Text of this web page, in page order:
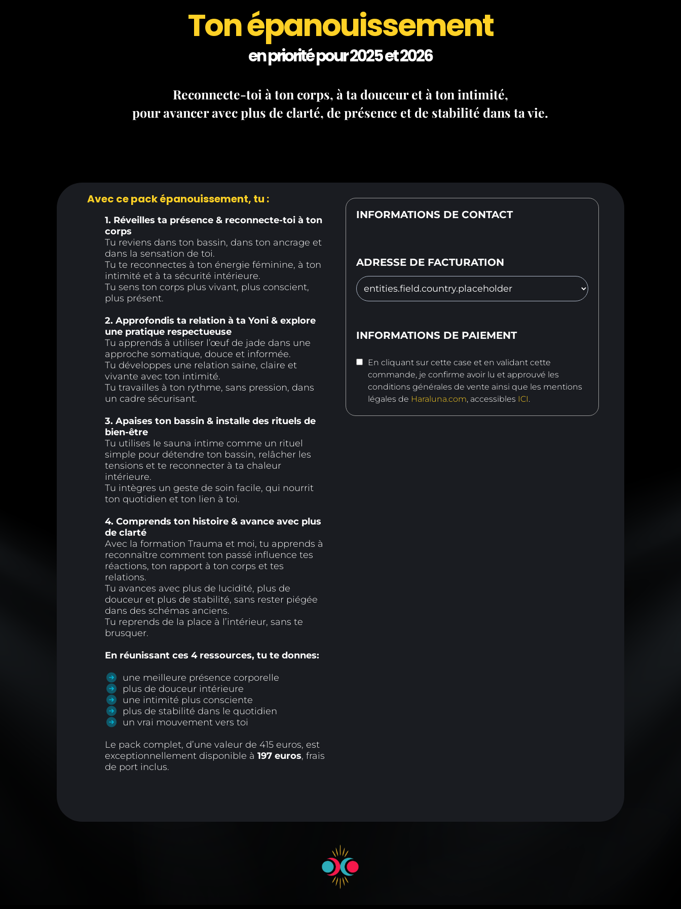
Ton épanouissement
en priorité pour 2025 et 2026
Reconnecte-toi à ton corps, à ta douceur et à ton intimité,
pour avancer avec plus de clarté, de présence et de stabilité dans ta vie.
Avec ce pack épanouissement, tu :
1. Réveilles ta présence & reconnecte-toi à ton
corps
Tu reviens dans ton bassin, dans ton ancrage et
dans la sensation de toi.
Tu te reconnectes à ton énergie féminine, à ton
intimité et à ta sécurité intérieure.
Tu sens ton corps plus vivant, plus conscient,
plus présent.
2. Approfondis ta relation à ta Yoni & explore
une pratique respectueuse
Tu apprends à utiliser l’œuf de jade dans une
approche somatique, douce et informée.
Tu développes une relation saine, claire et
vivante avec ton intimité.
Tu travailles à ton rythme, sans pression, dans
un cadre sécurisant.
3. Apaises ton bassin & installe des rituels de
bien-être
Tu utilises le sauna intime comme un rituel
simple pour détendre ton bassin, relâcher les
tensions et te reconnecter à ta chaleur
intérieure.
Tu intègres un geste de soin facile, qui nourrit
ton quotidien et ton lien à toi.
4. Comprends ton histoire & avance avec plus
de clarté
Avec la formation Trauma et moi, tu apprends à
reconnaître comment ton passé influence tes
réactions, ton rapport à ton corps et tes
relations.
Tu avances avec plus de lucidité, plus de
douceur et plus de stabilité, sans rester piégée
dans des schémas anciens.
Tu reprends de la place à l’intérieur, sans te
brusquer.
En réunissant ces 4 ressources, tu te donnes:
une meilleure présence corporelle
plus de douceur intérieure
une intimité plus consciente
plus de stabilité dans le quotidien
un vrai mouvement vers toi
Le pack complet, d’une valeur de 415 euros, est
exceptionnellement disponible à 197 euros, frais
de port inclus.
INFORMATIONS DE CONTACT
ADRESSE DE FACTURATION
INFORMATIONS DE PAIEMENT
En cliquant sur cette case et en validant cette
commande, je confirme avoir lu et approuvé les
conditions générales de vente ainsi que les mentions
légales de Haraluna.com, accessibles ICI.